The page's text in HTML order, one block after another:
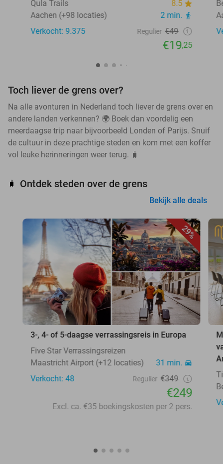
Qula Trails
8.5
Aachen (+98 locaties)
2 min.
Verkocht: 9.375
Regulier €49
€19,25
Toch liever de grens over?
Na alle avonturen in Nederland toch liever de grens over en
andere landen verkennen? 🌍 Boek dan voordelig een
meerdaagse trip naar bijvoorbeeld Londen of Parijs. Snuif
de cultuur in deze prachtige steden en kom met een koffer
vol leuke herinneringen weer terug. 🧳
🧳 Ontdek steden over de grens
Bekijk alle deals
29%
3-, 4- of 5-daagse verrassingsreis in Europa
Five Star Verrassingsreizen
Maastricht Airport (+12 locaties)
31 min.
Verkocht: 48
Regulier €349
€249
Excl. ca. €35 boekingskosten per 2 pers.